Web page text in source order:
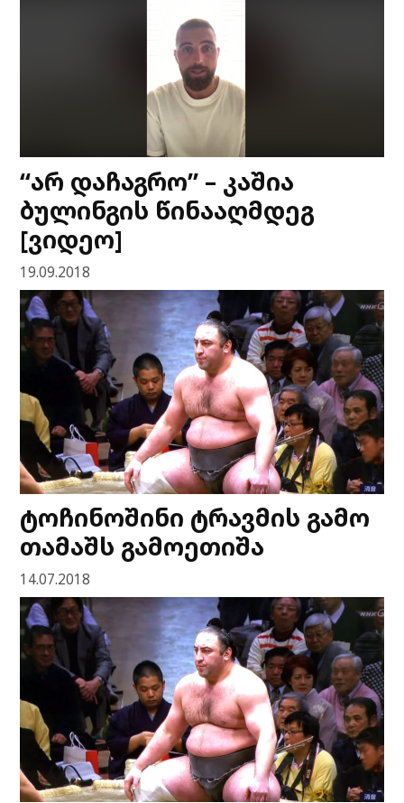
“არ დაჩაგრო” – კაშია
ბულინგის წინააღმდეგ
[ვიდეო]
19.09.2018
ტოჩინოშინი ტრავმის გამო
თამაშს გამოეთიშა
14.07.2018